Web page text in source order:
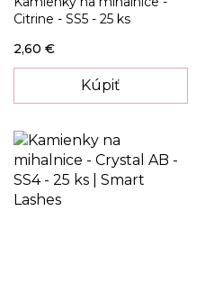
Citrine - SS5 - 25 ks
2,60 €
Kúpiť